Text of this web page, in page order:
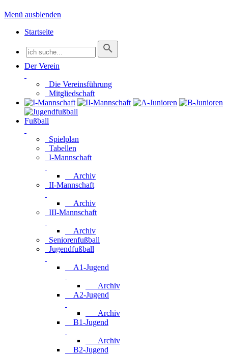
Menü ausblenden
Startseite
Der Verein
Die Vereinsführung
Mitgliedschaft
Fußball
Spielplan
Tabellen
I-Mannschaft
Archiv
II-Mannschaft
Archiv
III-Mannschaft
Archiv
Seniorenfußball
Jugendfußball
A1-Jugend
Archiv
A2-Jugend
Archiv
B1-Jugend
Archiv
B2-Jugend